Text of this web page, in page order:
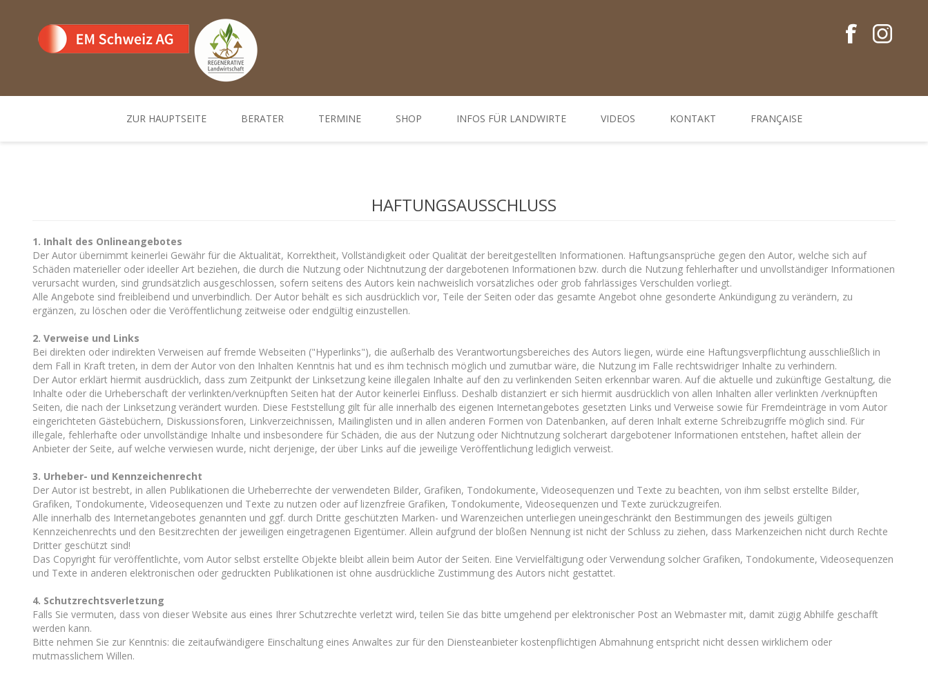
ZUR HAUPTSEITE BERATER TERMINE SHOP INFOS FÜR LANDWIRTE
Behandlung Pflanzen
Gemüse-, Obst- und Weinbau
Tierhaltung
Silieren
VIDEOS KONTAKT FRANÇAISE
HAFTUNGSAUSSCHLUSS
1. Inhalt des Onlineangebotes
Der Autor übernimmt keinerlei Gewähr für die Aktualität, Korrektheit, Vollständigkeit oder Qualität der bereitgestellten Informationen. Haftungsansprüche gegen den Autor, welche sich auf
Schäden materieller oder ideeller Art beziehen, die durch die Nutzung oder Nichtnutzung der dargebotenen Informationen bzw. durch die Nutzung fehlerhafter und unvollständiger Informationen
verursacht wurden, sind grundsätzlich ausgeschlossen, sofern seitens des Autors kein nachweislich vorsätzliches oder grob fahrlässiges Verschulden vorliegt.
Alle Angebote sind freibleibend und unverbindlich. Der Autor behält es sich ausdrücklich vor, Teile der Seiten oder das gesamte Angebot ohne gesonderte Ankündigung zu verändern, zu
ergänzen, zu löschen oder die Veröffentlichung zeitweise oder endgültig einzustellen.
2. Verweise und Links
Bei direkten oder indirekten Verweisen auf fremde Webseiten ("Hyperlinks"), die außerhalb des Verantwortungsbereiches des Autors liegen, würde eine Haftungsverpflichtung ausschließlich in
dem Fall in Kraft treten, in dem der Autor von den Inhalten Kenntnis hat und es ihm technisch möglich und zumutbar wäre, die Nutzung im Falle rechtswidriger Inhalte zu verhindern.
Der Autor erklärt hiermit ausdrücklich, dass zum Zeitpunkt der Linksetzung keine illegalen Inhalte auf den zu verlinkenden Seiten erkennbar waren. Auf die aktuelle und zukünftige Gestaltung, die
Inhalte oder die Urheberschaft der verlinkten/verknüpften Seiten hat der Autor keinerlei Einfluss. Deshalb distanziert er sich hiermit ausdrücklich von allen Inhalten aller verlinkten /verknüpften
Seiten, die nach der Linksetzung verändert wurden. Diese Feststellung gilt für alle innerhalb des eigenen Internetangebotes gesetzten Links und Verweise sowie für Fremdeinträge in vom Autor
eingerichteten Gästebüchern, Diskussionsforen, Linkverzeichnissen, Mailinglisten und in allen anderen Formen von Datenbanken, auf deren Inhalt externe Schreibzugriffe möglich sind. Für
illegale, fehlerhafte oder unvollständige Inhalte und insbesondere für Schäden, die aus der Nutzung oder Nichtnutzung solcherart dargebotener Informationen entstehen, haftet allein der
Anbieter der Seite, auf welche verwiesen wurde, nicht derjenige, der über Links auf die jeweilige Veröffentlichung lediglich verweist.
3. Urheber- und Kennzeichenrecht
Der Autor ist bestrebt, in allen Publikationen die Urheberrechte der verwendeten Bilder, Grafiken, Tondokumente, Videosequenzen und Texte zu beachten, von ihm selbst erstellte Bilder,
Grafiken, Tondokumente, Videosequenzen und Texte zu nutzen oder auf lizenzfreie Grafiken, Tondokumente, Videosequenzen und Texte zurückzugreifen.
Alle innerhalb des Internetangebotes genannten und ggf. durch Dritte geschützten Marken- und Warenzeichen unterliegen uneingeschränkt den Bestimmungen des jeweils gültigen
Kennzeichenrechts und den Besitzrechten der jeweiligen eingetragenen Eigentümer. Allein aufgrund der bloßen Nennung ist nicht der Schluss zu ziehen, dass Markenzeichen nicht durch Rechte
Dritter geschützt sind!
Das Copyright für veröffentlichte, vom Autor selbst erstellte Objekte bleibt allein beim Autor der Seiten. Eine Vervielfältigung oder Verwendung solcher Grafiken, Tondokumente, Videosequenzen
und Texte in anderen elektronischen oder gedruckten Publikationen ist ohne ausdrückliche Zustimmung des Autors nicht gestattet.
4. Schutzrechtsverletzung
Falls Sie vermuten, dass von dieser Website aus eines Ihrer Schutzrechte verletzt wird, teilen Sie das bitte umgehend per elektronischer Post an Webmaster mit, damit zügig Abhilfe geschafft
werden kann.
Bitte nehmen Sie zur Kenntnis: die zeitaufwändigere Einschaltung eines Anwaltes zur für den Diensteanbieter kostenpflichtigen Abmahnung entspricht nicht dessen wirklichem oder
mutmasslichem Willen.